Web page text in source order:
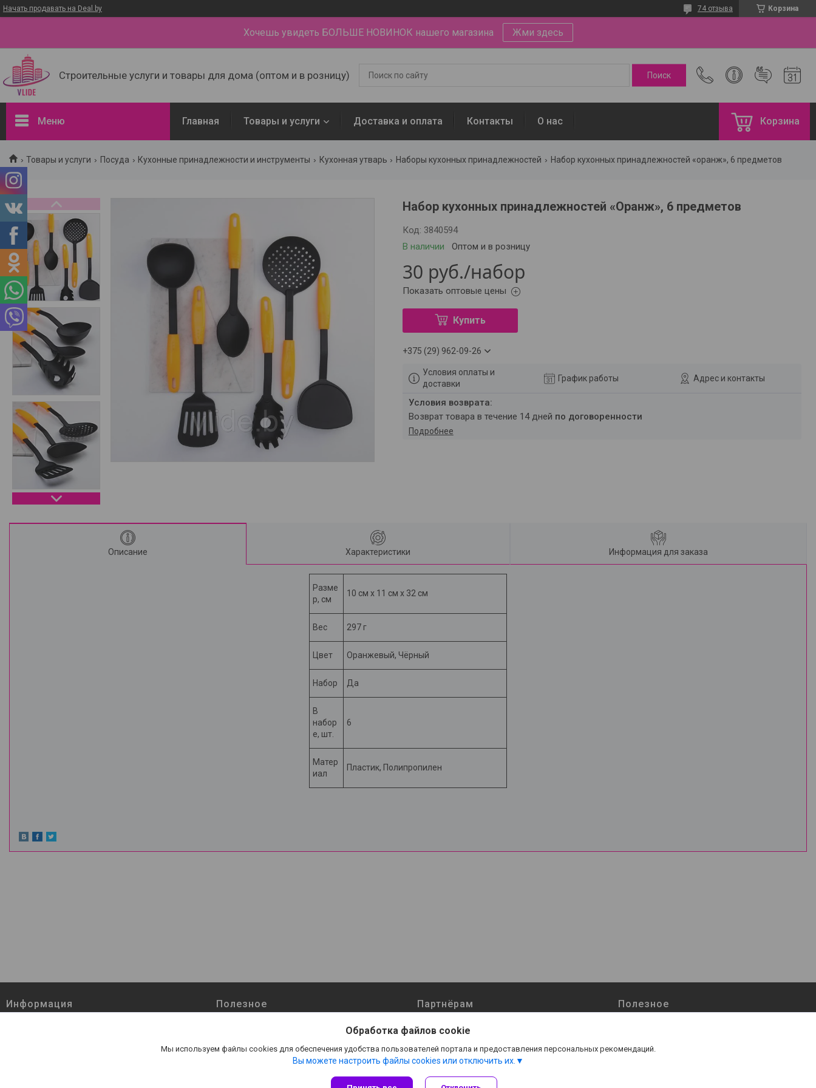
Начать продавать на Deal.by Корзина
74 отзыва
Хочешь увидеть БОЛЬШЕ НОВИНОК нашего магазина Жми здесь
Строительные услуги и товары для дома (оптом и в розницу)
Меню
Доставка и оплата
Наши контакты
О нас
Отзывы о компании
Портфолио - наши работы
Интересные статьи
Главная Товары и услуги Доставка и оплата Контакты О нас Корзина
Товары и услуги Посуда Кухонные принадлежности и инструменты Кухонная утварь Наборы кухонных принадлежностей Набор кухонных принадлежностей «оранж», 6 предметов
Набор кухонных принадлежностей «Оранж», 6 предметов
В наличии Оптом и в розницу
Код: 3840594
30 руб./набор
Показать оптовые цены
Купить
+375 (29) 962-09-26
Условия оплаты и
доставки
График работы Адрес и контакты
возврат товара в течение 14 дней по договоренности
Подробнее
Описание Характеристики Информация для заказа
Разме
р, см
10 см х 11 см х 32 см
Вес 297 г
Цвет Оранжевый, Чёрный
Набор Да
В
набор
е, шт.
6
Матер
иал
Пластик, Полипропилен
Информация Полезное
Отзывы о компании
Партнёрам
Реквизиты
Полезное
Обработка файлов cookie
Мы используем файлы cookies для обеспечения удобства пользователей портала и предоставления персональных рекомендаций.
Вы можете настроить файлы cookies или отключить их.